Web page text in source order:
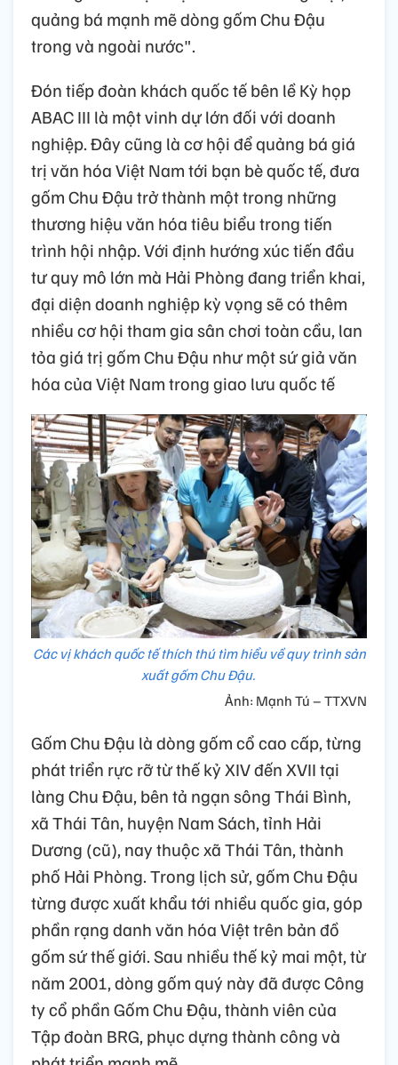
quảng bá mạnh mẽ dòng gốm Chu Đậu
trong và ngoài nước".
Đón tiếp đoàn khách quốc tế bên lề Kỳ họp
ABAC III là một vinh dự lớn đối với doanh
nghiệp. Đây cũng là cơ hội để quảng bá giá
trị văn hóa Việt Nam tới bạn bè quốc tế, đưa
gốm Chu Đậu trở thành một trong những
thương hiệu văn hóa tiêu biểu trong tiến
trình hội nhập. Với định hướng xúc tiến đầu
tư quy mô lớn mà Hải Phòng đang triển khai,
đại diện doanh nghiệp kỳ vọng sẽ có thêm
nhiều cơ hội tham gia sân chơi toàn cầu, lan
tỏa giá trị gốm Chu Đậu như một sứ giả văn
hóa của Việt Nam trong giao lưu quốc tế
Các vị khách quốc tế thích thú tìm hiểu về quy trình sản
xuất gốm Chu Đậu.
Ảnh: Mạnh Tú – TTXVN
Gốm Chu Đậu là dòng gốm cổ cao cấp, từng
phát triển rực rỡ từ thế kỷ XIV đến XVII tại
làng Chu Đậu, bên tả ngạn sông Thái Bình,
xã Thái Tân, huyện Nam Sách, tỉnh Hải
Dương (cũ), nay thuộc xã Thái Tân, thành
phố Hải Phòng. Trong lịch sử, gốm Chu Đậu
từng được xuất khẩu tới nhiều quốc gia, góp
phần rạng danh văn hóa Việt trên bản đồ
gốm sứ thế giới. Sau nhiều thế kỷ mai một, từ
năm 2001, dòng gốm quý này đã được Công
ty cổ phần Gốm Chu Đậu, thành viên của
Tập đoàn BRG, phục dựng thành công và